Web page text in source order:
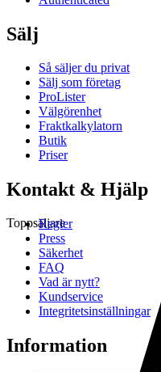
Toppsäljare
Sälj
Så säljer du privat
Sälj som företag
ProLister
Välgörenhet
Fraktkalkylatorn
Butik
Priser
Kontakt & Hjälp
Regler
Press
Säkerhet
FAQ
Vad är nytt?
Kundservice
Integritetsinställningar
Information